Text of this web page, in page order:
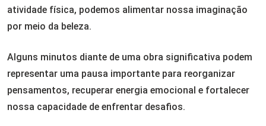
atividade física, podemos alimentar nossa imaginação
por meio da beleza.
Alguns minutos diante de uma obra significativa podem
representar uma pausa importante para reorganizar
pensamentos, recuperar energia emocional e fortalecer
nossa capacidade de enfrentar desafios.